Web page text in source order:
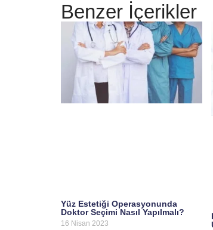
Benzer İçerikler
Yüz Estetiği Operasyonunda
Doktor Seçimi Nasıl Yapılmalı?
16 Nisan 2023